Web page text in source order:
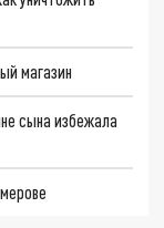
магазин
сына избежала